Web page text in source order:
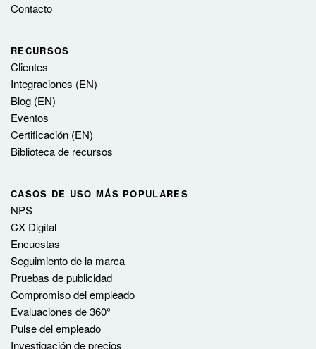
Contacto
RECURSOS
Clientes
Integraciones (EN)
Blog (EN)
Eventos
Certificación (EN)
Biblioteca de recursos
CASOS DE USO MÁS POPULARES
NPS
CX Digital
Encuestas
Seguimiento de la marca
Pruebas de publicidad
Compromiso del empleado
Evaluaciones de 360°
Pulse del empleado
Investigación de precios